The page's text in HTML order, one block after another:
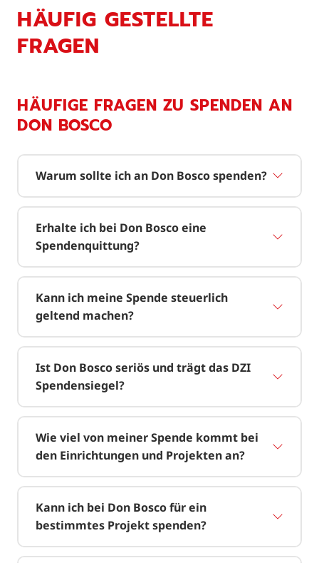
HÄUFIG GESTELLTE
FRAGEN
HÄUFIGE FRAGEN ZU SPENDEN AN
DON BOSCO
Warum sollte ich an Don Bosco spenden?
Erhalte ich bei Don Bosco eine
Spendenquittung?
Kann ich meine Spende steuerlich
geltend machen?
Ist Don Bosco seriös und trägt das DZI
Spendensiegel?
Wie viel von meiner Spende kommt bei
den Einrichtungen und Projekten an?
Kann ich bei Don Bosco für ein
bestimmtes Projekt spenden?